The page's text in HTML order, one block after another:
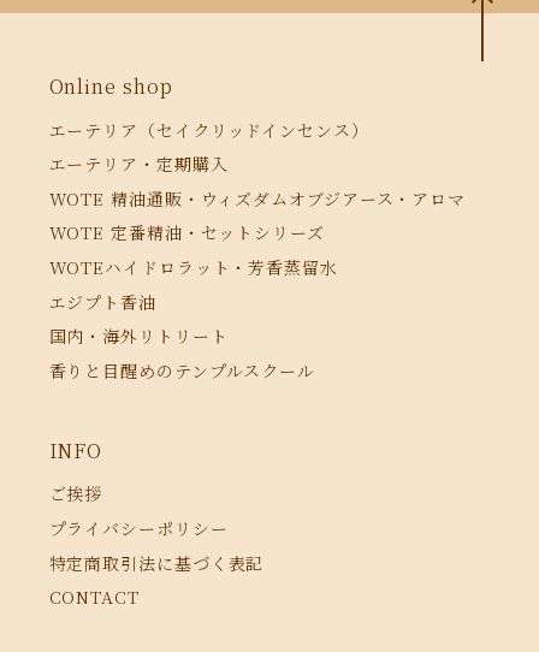
Online shop
エーテリア（セイクリッドインセンス）
エーテリア・定期購入
WOTE 精油通販・ウィズダムオブジアース・アロマ
WOTE 定番精油・セットシリーズ
WOTEハイドロラット・芳香蒸留水
エジプト香油
国内・海外リトリート
香りと目醒めのテンプルスクール
INFO
ご挨拶
プライバシーポリシー
特定商取引法に基づく表記
CONTACT